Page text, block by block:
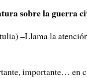
sobre la guerra
–Llama la
importante… en